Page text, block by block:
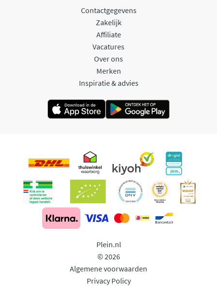
Contactgegevens
Zakelijk
Affiliate
Vacatures
Over ons
Merken
Inspiratie & advies
Plein.nl
© 2026
Algemene voorwaarden
Privacy Policy